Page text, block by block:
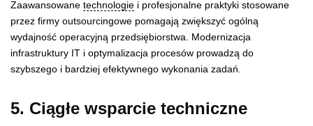
Zaawansowane technologie i profesjonalne praktyki stosowane
przez firmy outsourcingowe pomagają zwiększyć ogólną
wydajność operacyjną przedsiębiorstwa. Modernizacja
infrastruktury IT i optymalizacja procesów prowadzą do
szybszego i bardziej efektywnego wykonania zadań.
5. Ciągłe wsparcie techniczne